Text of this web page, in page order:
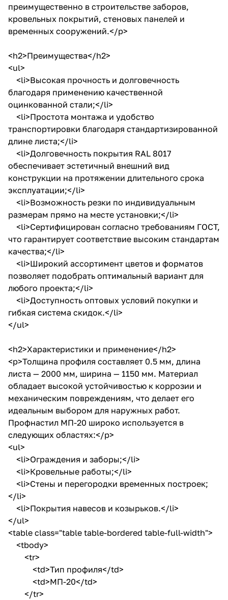
преимущественно в строительстве заборов,
кровельных покрытий, стеновых панелей и
временных сооружений.</p>
<h2>Преимущества</h2>
<ul>
<li>Высокая прочность и долговечность
благодаря применению качественной
оцинкованной стали;</li>
<li>Простота монтажа и удобство
транспортировки благодаря стандартизированной
длине листа;</li>
<li>Долговечность покрытия RAL 8017
обеспечивает эстетичный внешний вид
конструкции на протяжении длительного срока
эксплуатации;</li>
<li>Возможность резки по индивидуальным
размерам прямо на месте установки;</li>
<li>Сертифицирован согласно требованиям ГОСТ,
что гарантирует соответствие высоким стандартам
качества;</li>
<li>Широкий ассортимент цветов и форматов
позволяет подобрать оптимальный вариант для
любого проекта;</li>
<li>Доступность оптовых условий покупки и
гибкая система скидок.</li>
</ul>
<h2>Характеристики и применение</h2>
<p>Толщина профиля составляет 0.5 мм, длина
листа — 2000 мм, ширина — 1150 мм. Материал
обладает высокой устойчивостью к коррозии и
механическим повреждениям, что делает его
идеальным выбором для наружных работ.
Профнастил МП-20 широко используется в
следующих областях:</p>
<ul>
<li>Ограждения и заборы;</li>
<li>Кровельные работы;</li>
<li>Стены и перегородки временных построек;
</li>
<li>Покрытия навесов и козырьков.</li>
</ul>
<table class="table table-bordered table-full-width">
<tbody>
<tr>
<td>Тип профиля</td>
<td>МП-20</td>
</tr>